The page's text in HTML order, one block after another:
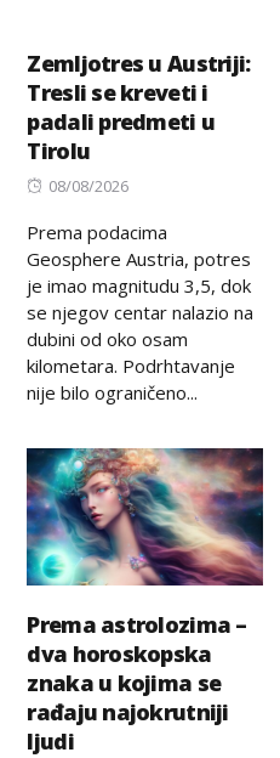
Zemljotres u Austriji:
Tresli se kreveti i
padali predmeti u
Tirolu
Posted
08/08/2026
Prema podacima
Geosphere Austria, potres
je imao magnitudu 3,5, dok
se njegov centar nalazio na
dubini od oko osam
kilometara. Podrhtavanje
nije bilo ograničeno...
Prema astrolozima –
dva horoskopska
znaka u kojima se
rađaju najokrutniji
ljudi